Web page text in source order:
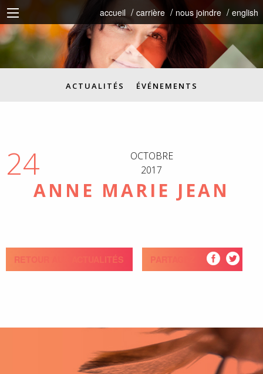
accueil carrière nous joindre english
ACTUALITÉS ÉVÉNEMENTS
24
OCTOBRE
2017
ANNE MARIE JEAN
RETOUR AUX ACTUALITÉS PARTAGEZ